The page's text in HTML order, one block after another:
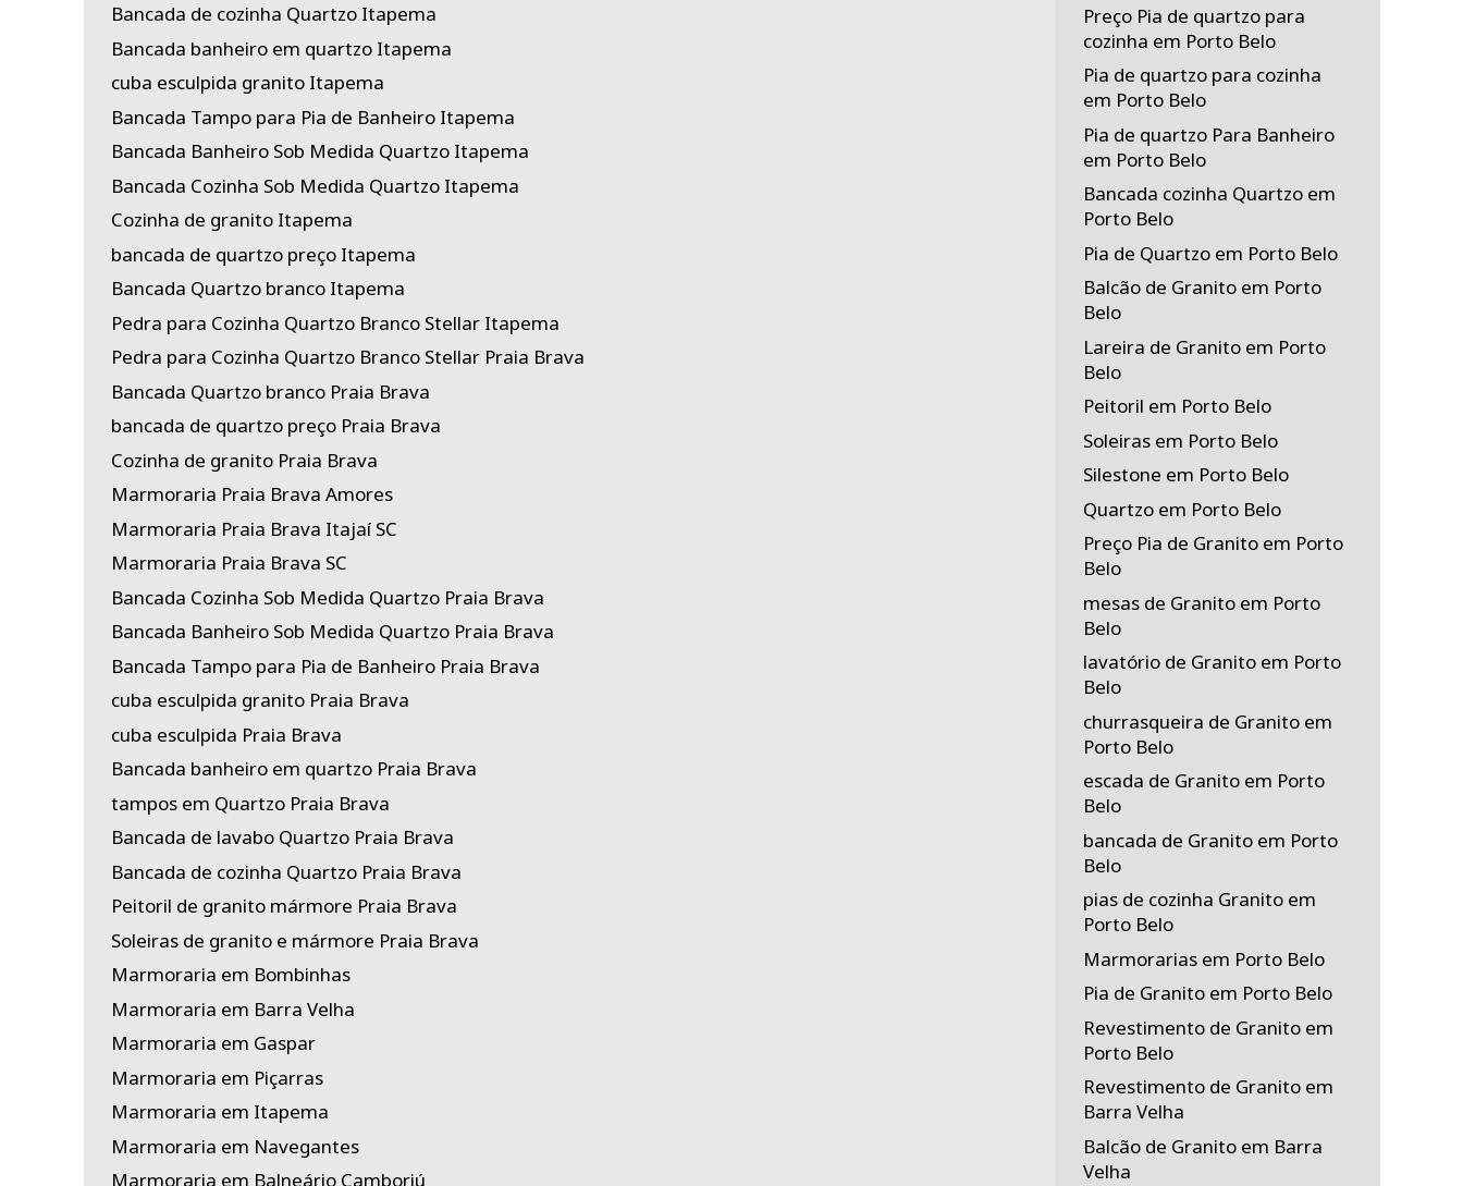
Bancada de cozinha Quartzo Itapema
Bancada banheiro em quartzo Itapema
cuba esculpida granito Itapema
Bancada Tampo para Pia de Banheiro Itapema
Bancada Banheiro Sob Medida Quartzo Itapema
Bancada Cozinha Sob Medida Quartzo Itapema
Cozinha de granito Itapema
bancada de quartzo preço Itapema
Bancada Quartzo branco Itapema
Pedra para Cozinha Quartzo Branco Stellar Itapema
Pedra para Cozinha Quartzo Branco Stellar Praia Brava
Bancada Quartzo branco Praia Brava
bancada de quartzo preço Praia Brava
Cozinha de granito Praia Brava
Marmoraria Praia Brava Amores
Marmoraria Praia Brava Itajaí SC
Marmoraria Praia Brava SC
Bancada Cozinha Sob Medida Quartzo Praia Brava
Bancada Banheiro Sob Medida Quartzo Praia Brava
Bancada Tampo para Pia de Banheiro Praia Brava
cuba esculpida granito Praia Brava
cuba esculpida Praia Brava
Bancada banheiro em quartzo Praia Brava
tampos em Quartzo Praia Brava
Bancada de lavabo Quartzo Praia Brava
Bancada de cozinha Quartzo Praia Brava
Peitoril de granito mármore Praia Brava
Soleiras de granito e mármore Praia Brava
Marmoraria em Bombinhas
Marmoraria em Barra Velha
Marmoraria em Gaspar
Marmoraria em Piçarras
Marmoraria em Itapema
Marmoraria em Navegantes
Marmoraria em Balneário Camboriú
Preço Pia de quartzo para
cozinha em Porto Belo
Pia de quartzo para cozinha
em Porto Belo
Pia de quartzo Para Banheiro
em Porto Belo
Bancada cozinha Quartzo em
Porto Belo
Pia de Quartzo em Porto Belo
Balcão de Granito em Porto
Belo
Lareira de Granito em Porto
Belo
Peitoril em Porto Belo
Soleiras em Porto Belo
Silestone em Porto Belo
Quartzo em Porto Belo
Preço Pia de Granito em Porto
Belo
mesas de Granito em Porto
Belo
lavatório de Granito em Porto
Belo
churrasqueira de Granito em
Porto Belo
escada de Granito em Porto
Belo
bancada de Granito em Porto
Belo
pias de cozinha Granito em
Porto Belo
Marmorarias em Porto Belo
Pia de Granito em Porto Belo
Revestimento de Granito em
Porto Belo
Revestimento de Granito em
Barra Velha
Balcão de Granito em Barra
Velha